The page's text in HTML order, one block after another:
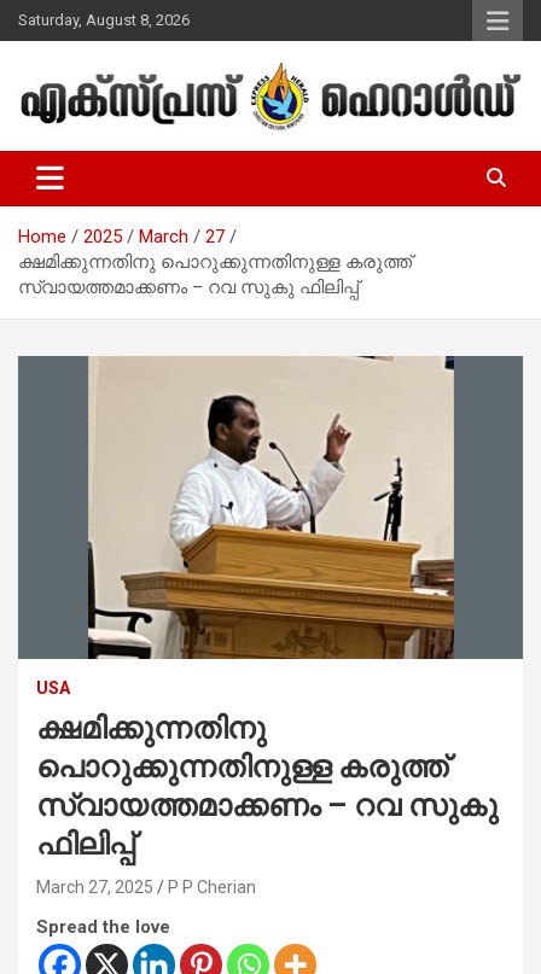
Skip
to
Saturday, August 8, 2026
Express Herald – Malayalam
Christian News
Home 2025 March
27
ക്ഷമിക്കുന്നതിനു പൊറുക്കുന്നതിനുള്ള കരുത്ത്
സ്വായത്തമാക്കണം – റവ സുകു ഫിലിപ്പ്
USA
ക്ഷമിക്കുന്നതിനു
പൊറുക്കുന്നതിനുള്ള കരുത്ത്
സ്വായത്തമാക്കണം – റവ സുകു
ഫിലിപ്പ്
March 27, 2025 P P Cherian
Spread the love